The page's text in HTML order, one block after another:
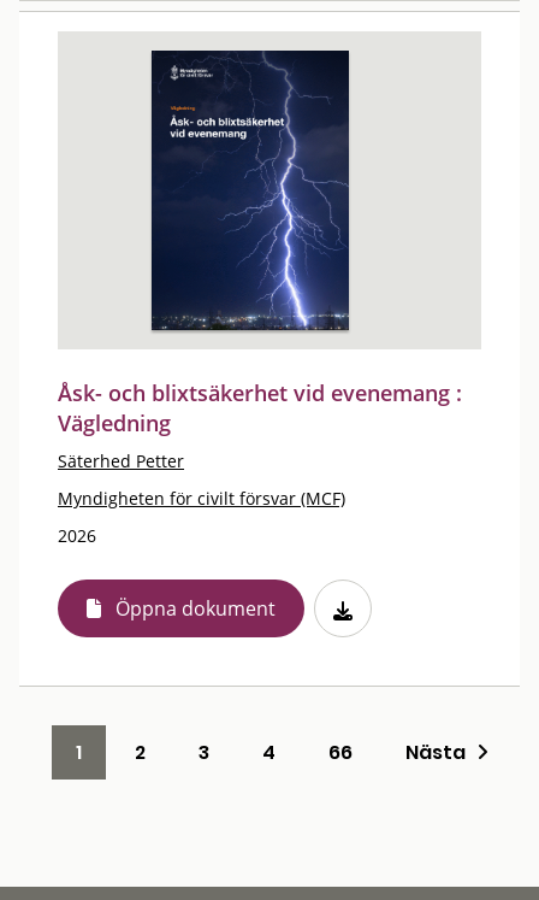
Åsk- och blixtsäkerhet vid evenemang :
Vägledning
Säterhed Petter
Myndigheten för civilt försvar (MCF)
2026
Öppna dokument
1 2 3 4 66 Nästa